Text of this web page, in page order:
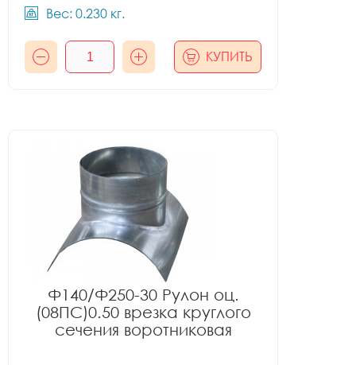
Вес: 0.230 кг.
КУПИТЬ
Ф140/Ф250-30 Рулон оц.
(08ПС)0.50 врезка круглого
сечения воротниковая